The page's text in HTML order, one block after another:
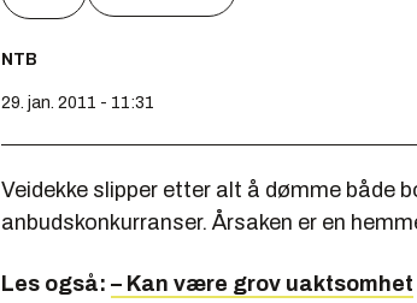
NTB
29. jan. 2011 - 11:31
Veidekke slipper etter alt å dømme både
anbudskonkurranser. Årsaken er en
Les også: – Kan være grov uaktsomhet